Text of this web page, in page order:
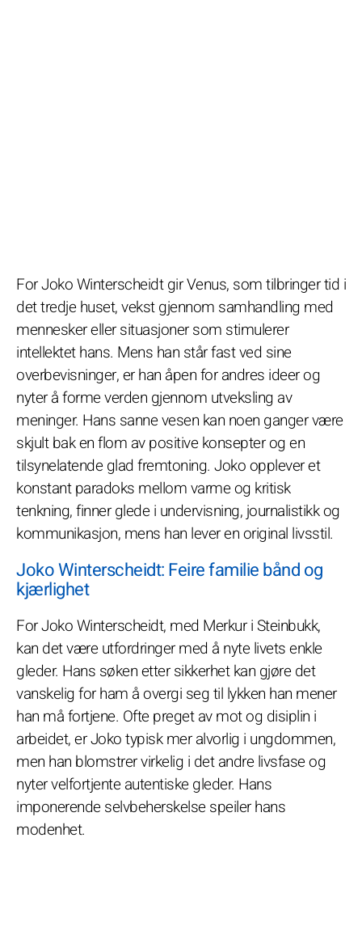
For Joko Winterscheidt gir Venus, som tilbringer tid i
det tredje huset, vekst gjennom samhandling med
mennesker eller situasjoner som stimulerer
intellektet hans. Mens han står fast ved sine
overbevisninger, er han åpen for andres ideer og
nyter å forme verden gjennom utveksling av
meninger. Hans sanne vesen kan noen ganger være
skjult bak en flom av positive konsepter og en
tilsynelatende glad fremtoning. Joko opplever et
konstant paradoks mellom varme og kritisk
tenkning, finner glede i undervisning, journalistikk og
kommunikasjon, mens han lever en original livsstil.
Joko Winterscheidt: Feire familie bånd og
kjærlighet
For Joko Winterscheidt, med Merkur i Steinbukk,
kan det være utfordringer med å nyte livets enkle
gleder. Hans søken etter sikkerhet kan gjøre det
vanskelig for ham å overgi seg til lykken han mener
han må fortjene. Ofte preget av mot og disiplin i
arbeidet, er Joko typisk mer alvorlig i ungdommen,
men han blomstrer virkelig i det andre livsfase og
nyter velfortjente autentiske gleder. Hans
imponerende selvbeherskelse speiler hans
modenhet.